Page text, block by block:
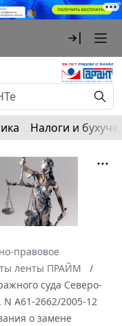
Налоги и
правовое
ленты ПРАЙМ
суда Северо-
N А61-2662/2005-12
о замене